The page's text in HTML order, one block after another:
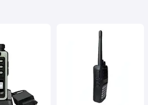
мобильная
и
передачи сигнала
заряда
20С до